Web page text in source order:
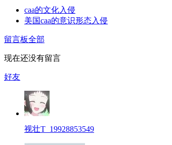
caa的文化入侵
美国caa的意识形态入侵
留言板全部
现在还没有留言
好友
视壮T_19928853549